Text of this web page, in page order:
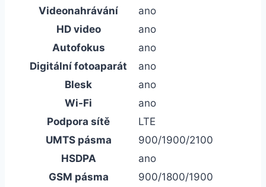
Videonahrávání
ano
HD video
ano
Autofokus
ano
Digitální fotoaparát
ano
Blesk
ano
Wi-Fi
ano
Podpora sítě
LTE
UMTS pásma
900/1900/2100
HSDPA
ano
GSM pásma
900/1800/1900